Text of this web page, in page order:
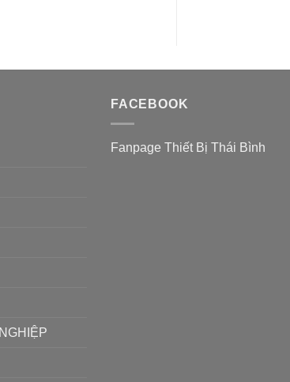
FACEBOOK
Fanpage Thiết Bị Thái Bình